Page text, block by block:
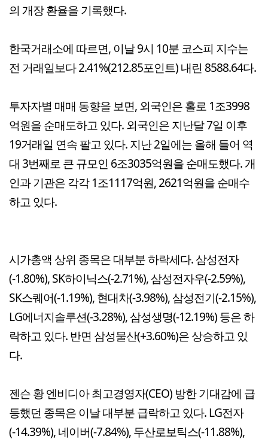
의 개장 환율을 기록했다.
한국거래소에 따르면, 이날 9시 10분 코스피 지수는
전 거래일보다 2.41%(212.85포인트) 내린 8588.64다.
투자자별 매매 동향을 보면, 외국인은 홀로 1조3998
억원을 순매도하고 있다. 외국인은 지난달 7일 이후
19거래일 연속 팔고 있다. 지난 2일에는 올해 들어 역
대 3번째로 큰 규모인 6조3035억원을 순매도했다. 개
인과 기관은 각각 1조1117억원, 2621억원을 순매수
하고 있다.
시가총액 상위 종목은 대부분 하락세다. 삼성전자
(-1.80%), SK하이닉스(-2.71%), 삼성전자우(-2.59%),
SK스퀘어(-1.19%), 현대차(-3.98%), 삼성전기(-2.15%),
LG에너지솔루션(-3.28%), 삼성생명(-12.19%) 등은 하
락하고 있다. 반면 삼성물산(+3.60%)은 상승하고 있
다.
젠슨 황 엔비디아 최고경영자(CEO) 방한 기대감에 급
등했던 종목은 이날 대부분 급락하고 있다. LG전자
(-14.39%), 네이버(-7.84%), 두산로보틱스(-11.88%),